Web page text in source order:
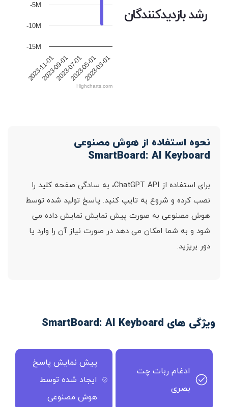
رشد بازدیدکنندگان
2023-11-01
2023-09-012023-07-012023-05-012023-03-01
-15M
-10M
-5M
Highcharts.com
نحوه استفاده از هوش مصنوعی
SmartBoard: AI Keyboard
برای استفاده از ChatGPT API، به سادگی صفحه کلید را
نصب کرده و شروع به تایپ کنید. پاسخ تولید شده توسط
هوش مصنوعی به صورت پیش نمایش نمایش داده می
شود و به شما امکان می دهد در صورت نیاز آن را وارد یا
دور بریزید.
ویژگی های SmartBoard: AI Keyboard
ادغام ربات چت
بصری
پیش نمایش پاسخ
ایجاد شده توسط
هوش مصنوعی